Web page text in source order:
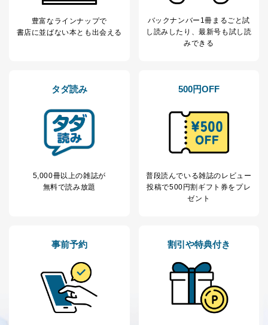
ス、キャンペーン等の広告に関す
るご案内のため
4
採用応募者の方の
個人情報
採用選考、ご連絡のため
企業）からの委託
定期購読サービス
等をご利用の方の
個人情報
提携企業及びお客様がご購入され
ル等による商品、
サービス、キャンペーン等の広告
に関するご案内のため
SNS公式アカウン
トに登録された方
当社のサービス利用状況の把握お
よびその分析のため
処、オペレーター教育など応対品
質向上のため
その他当社のプライバシーポリシ
※上記の利用目的のうちNo.1～5については保有個人デ
ータ（開示対象個人情報）の利用目的であり、下記4.の
開示等のご請求に対応させていただきます。
なお、6、7については、パートナー（提携企業）様又は
各SNS運営会社様にご請求いただきますようお願い致し
ます。
豊富なラインナップで
書店に並ばない本とも出会える
バックナンバー1冊まるごと試
し読み したり、最新号も試し読
みできる
タダ読み
5,000冊以上の雑誌が
無料で読み放題
500円OFF
普段読んでいる雑誌のレビュー
投稿で500円割ギフト券をプレ
ゼント
事前予約 割引や特典付き